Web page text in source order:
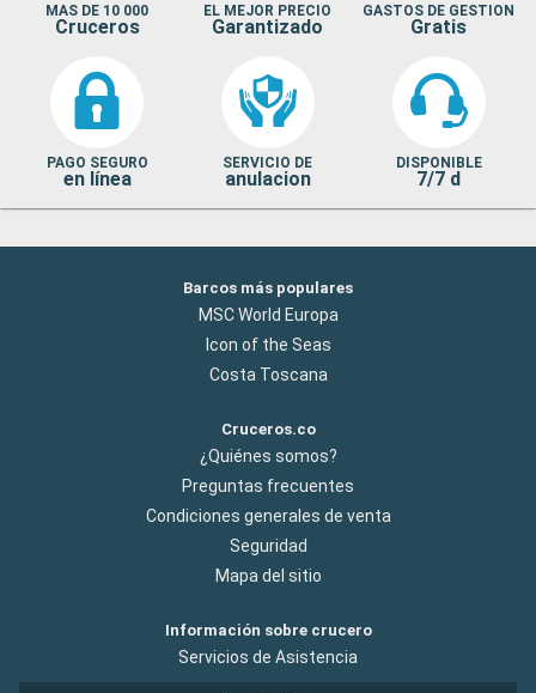
MAS DE 10 000
Cruceros
EL MEJOR PRECIO
Garantizado
GASTOS DE GESTION
Gratis
PAGO SEGURO
en línea
SERVICIO DE
anulacion
DISPONIBLE
7/7 d
Barcos más populares
MSC World Europa
Icon of the Seas
Costa Toscana
Cruceros.co
¿Quiénes somos?
Preguntas frecuentes
Condiciones generales de venta
Seguridad
Mapa del sitio
Información sobre crucero
Servicios de Asistencia